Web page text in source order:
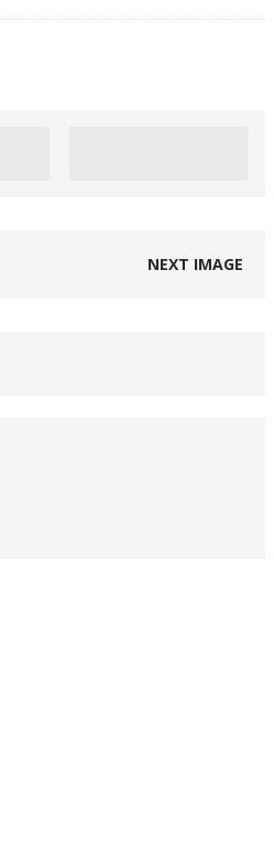
NEXT IMAGE